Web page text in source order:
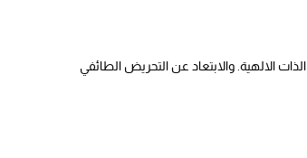
الالهية. والابتعاد عن التحريض الطائفي